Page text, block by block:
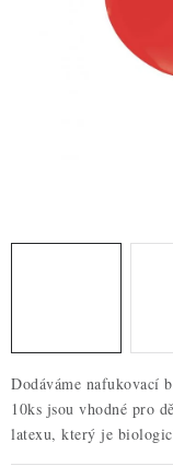
ZDRAVÉ PEČENÍ
DÁRKOVÉ
TÉMATICKÉ
NOVÉ ZBOŽÍ
Nepřevzetí zásilky na
Hodnocení obchodu
Podmínky ochrany
Dodáváme nafukovací
10ks jsou vhodné pro
latexu, který je